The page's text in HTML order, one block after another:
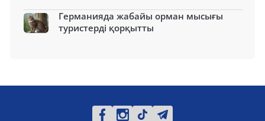
Германияда жабайы орман мысығы
туристерді қорқытты